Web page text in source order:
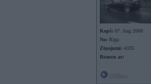
Kopš: 07. Aug 2008
No: Rīga
Ziņojumi: 4335
Braucu ar: